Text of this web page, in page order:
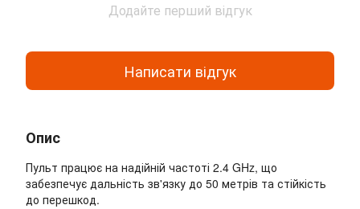
Додайте перший відгук
Написати відгук
Опис
Пульт працює на надійній частоті 2.4 GHz, що
забезпечує дальність зв'язку до 50 метрів та стійкість
до перешкод.